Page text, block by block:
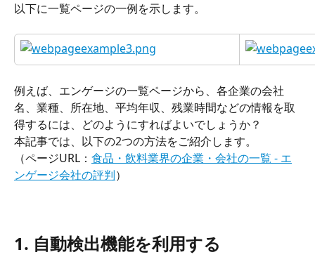
以下に一覧ページの一例を示します。
例えば、エンゲージの一覧ページから、各企業の会社
名、業種、所在地、平均年収、残業時間などの情報を取
得するには、どのようにすればよいでしょうか？
本記事では、以下の2つの方法をご紹介します。
（ページURL： 食品・飲料業界の企業・会社の一覧 - エ
ンゲージ会社の評判）
1. 自動検出機能を利用する